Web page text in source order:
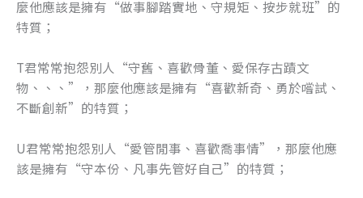
麼他應該是擁有“做事腳踏實地、守規矩、按步就班”的
特質；
T君常常抱怨別人“守舊、喜歡骨董、愛保存古蹟文
物、、、”，那麼他應該是擁有“喜歡新奇、勇於嚐試、
不斷創新”的特質；
U君常常抱怨別人“愛管閒事、喜歡喬事情”，那麼他應
該是擁有“守本份、凡事先管好自己”的特質；